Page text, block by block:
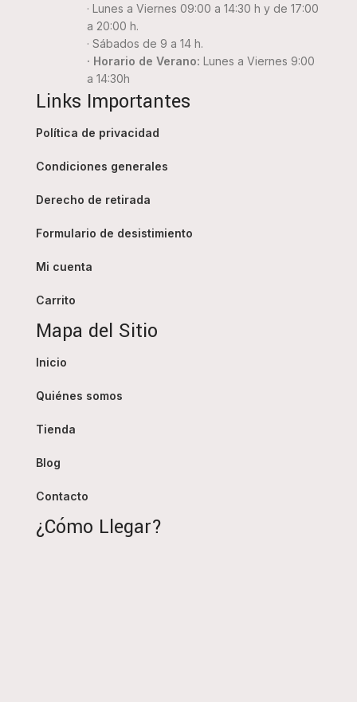
· Lunes a Viernes 09:00 a 14:30 h y de 17:00
a 20:00 h.
· Sábados de 9 a 14 h.
· Horario de Verano: Lunes a Viernes 9:00
a 14:30h
Links Importantes
Política de privacidad
Condiciones generales
Derecho de retirada
Formulario de desistimiento
Mi cuenta
Carrito
Mapa del Sitio
Inicio
Quiénes somos
Tienda
Blog
Contacto
¿Cómo Llegar?